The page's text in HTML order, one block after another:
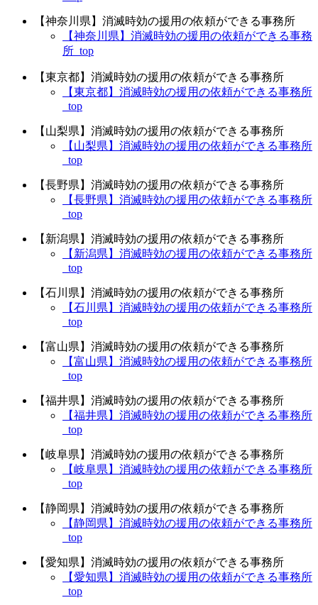
【神奈川県】消滅時効の援用の依頼ができる事務所
【神奈川県】消滅時効の援用の依頼ができる事務
所_top
【東京都】消滅時効の援用の依頼ができる事務所
【東京都】消滅時効の援用の依頼ができる事務所
_top
【山梨県】消滅時効の援用の依頼ができる事務所
【山梨県】消滅時効の援用の依頼ができる事務所
_top
【長野県】消滅時効の援用の依頼ができる事務所
【長野県】消滅時効の援用の依頼ができる事務所
_top
【新潟県】消滅時効の援用の依頼ができる事務所
【新潟県】消滅時効の援用の依頼ができる事務所
_top
【石川県】消滅時効の援用の依頼ができる事務所
【石川県】消滅時効の援用の依頼ができる事務所
_top
【富山県】消滅時効の援用の依頼ができる事務所
【富山県】消滅時効の援用の依頼ができる事務所
_top
【福井県】消滅時効の援用の依頼ができる事務所
【福井県】消滅時効の援用の依頼ができる事務所
_top
【岐阜県】消滅時効の援用の依頼ができる事務所
【岐阜県】消滅時効の援用の依頼ができる事務所
_top
【静岡県】消滅時効の援用の依頼ができる事務所
【静岡県】消滅時効の援用の依頼ができる事務所
_top
【愛知県】消滅時効の援用の依頼ができる事務所
【愛知県】消滅時効の援用の依頼ができる事務所
_top